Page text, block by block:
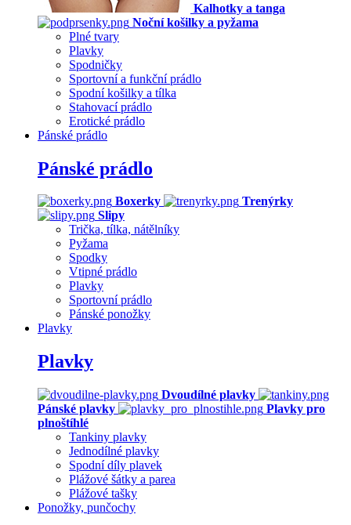
Kalhotky a tanga
Noční košilky a pyžama
Plné tvary
Plavky
Spodničky
Sportovní a funkční prádlo
Spodní košilky a tílka
Stahovací prádlo
Erotické prádlo
Pánské prádlo
Pánské prádlo
Boxerky
Trenýrky
Slipy
Trička, tílka, nátělníky
Pyžama
Spodky
Vtipné prádlo
Plavky
Sportovní prádlo
Pánské ponožky
Plavky
Plavky
Dvoudílné plavky
Pánské plavky
Plavky pro
plnoštíhlé
Tankiny plavky
Jednodílné plavky
Spodní díly plavek
Plážové šátky a parea
Plážové tašky
Ponožky, punčochy